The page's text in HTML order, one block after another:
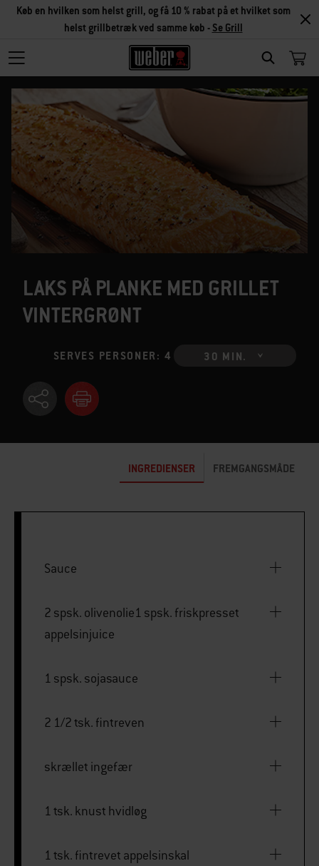
SEARCH
Køb en hvilken som helst grill, og få 10 % rabat på et hvilket som
helst grillbetræk ved samme køb - Se Grill
LAKS PÅ PLANKE MED GRILLET
VINTERGRØNT
SERVES PERSONER: 4 30 MIN.
INGREDIENSER FREMGANGSMÅDE
Sauce
2 spsk. olivenolie1 spsk. friskpresset
appelsinjuice
1 spsk. sojasauce
2 1/2 tsk. fintreven
skrællet ingefær
1 tsk. knust hvidløg
1 tsk. fintrevet appelsinskal